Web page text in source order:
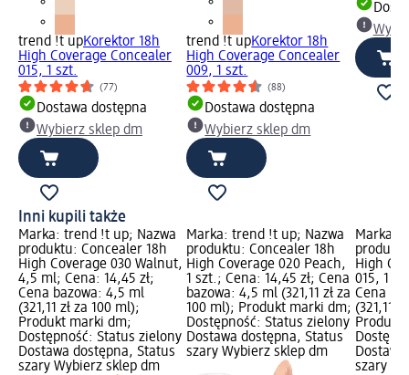
trend !t upKorektor 18h
High Coverage Concealer
015, 1 szt.
(77)
Dostawa dostępna
Wybierz sklep dm
trend !t upKorektor 18h
High Coverage Concealer
009, 1 szt.
(88)
Dostawa dostępna
Wybierz sklep dm
Inni kupili także
Marka: trend !t up; Nazwa
produktu: Concealer 18h
High Coverage 030 Walnut,
4,5 ml; Cena: 14,45 zł;
Cena bazowa: 4,5 ml
(321,11 zł za 100 ml);
Produkt marki dm;
Dostępność: Status zielony
Dostawa dostępna, Status
szary Wybierz sklep dm
Marka: trend !t up; Nazwa
produktu: Concealer 18h
High Coverage 020 Peach,
1 szt.; Cena: 14,45 zł; Cena
bazowa: 4,5 ml (321,11 zł za
100 ml); Produkt marki dm;
Dostępność: Status zielony
Dostawa dostępna, Status
szary Wybierz sklep dm
Marka:
High
015, 1
Cena
(321,11
Produkt
szary